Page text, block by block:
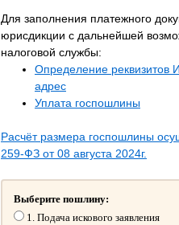
Для заполнения платежного
юрисдикции с дальнейшей
налоговой службы:
Определение реквизитов
адрес
Уплата госпошлины
Расчёт размера госпошлины
259-ФЗ от 08 августа 2024г.
Выберите пошлину:
1. Подача искового заявления